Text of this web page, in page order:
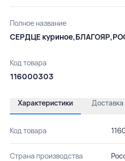
Полное название
СЕРДЦЕ
Код товара
116000303
Характеристики Доставка
Код товара
Страна производства